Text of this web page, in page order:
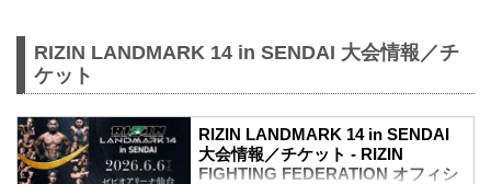
RIZIN LANDMARK 14 in SENDAI 大会情報／チ
ケット
RIZIN LANDMARK 14 in SENDAI
大会情報／チケット - RIZIN
FIGHTING FEDERATION オフィシ